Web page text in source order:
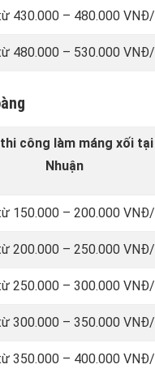
430.000 – 480.000
480.000 – 530.000
công làm máng xối tại
Nhuận
150.000 – 200.000
200.000 – 250.000
250.000 – 300.000
300.000 – 350.000
350.000 – 400.000